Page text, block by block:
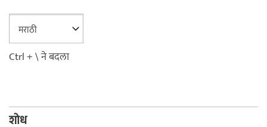
Ctrl + \ ने बदला
शोध